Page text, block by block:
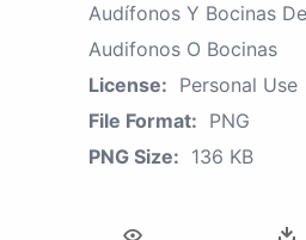
Audífonos Y Bocinas
Audifonos O Bocinas
License: Personal Use
File Format: PNG
PNG Size: 136 KB